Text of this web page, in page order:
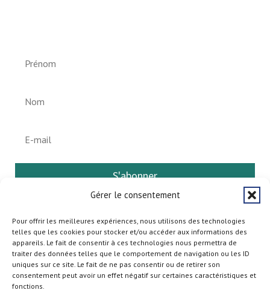
Gérer le consentement
Pour offrir les meilleures expériences, nous utilisons des technologies
telles que les cookies pour stocker et/ou accéder aux informations des
appareils. Le fait de consentir à ces technologies nous permettra de
traiter des données telles que le comportement de navigation ou les ID
uniques sur ce site. Le fait de ne pas consentir ou de retirer son
consentement peut avoir un effet négatif sur certaines caractéristiques et
fonctions.
S'abonner